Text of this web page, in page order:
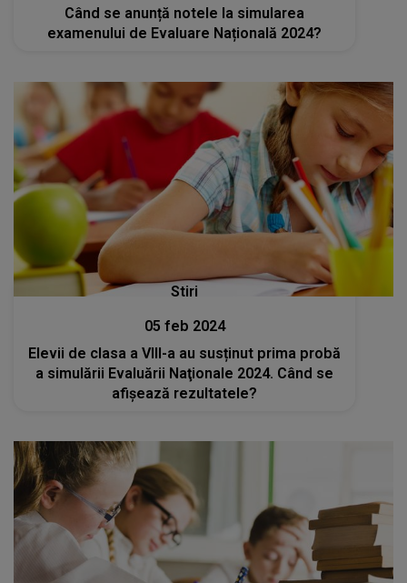
Când se anunță notele la simularea
examenului de Evaluare Națională 2024?
Stiri
05 feb 2024
Elevii de clasa a VIII-a au susținut prima probă
a simulării Evaluării Naţionale 2024. Când se
afișează rezultatele?